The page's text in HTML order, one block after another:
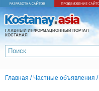
ГЛАВНЫЙ ИНФОРМАЦИОННЫЙ ПОРТАЛ
КОСТАНАЯ
Главная / Частные объявления /